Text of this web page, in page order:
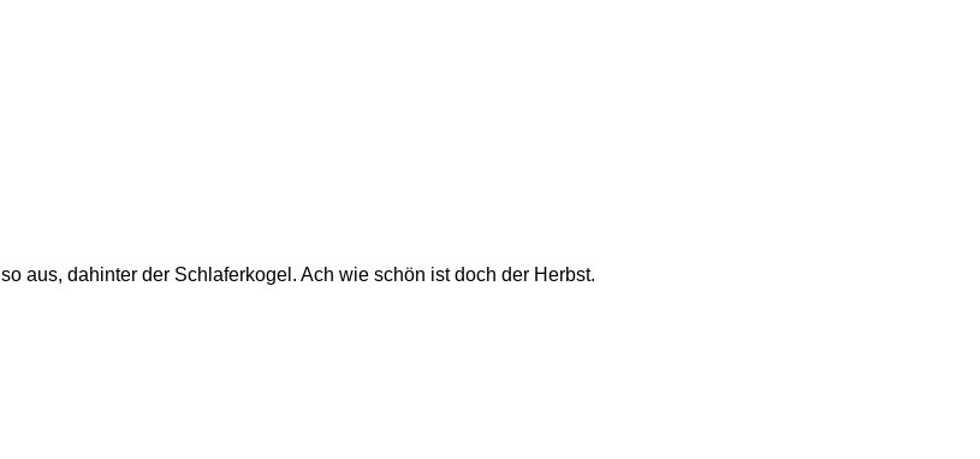
aus, dahinter der Schlaferkogel. Ach wie schön ist doch der Herbst.